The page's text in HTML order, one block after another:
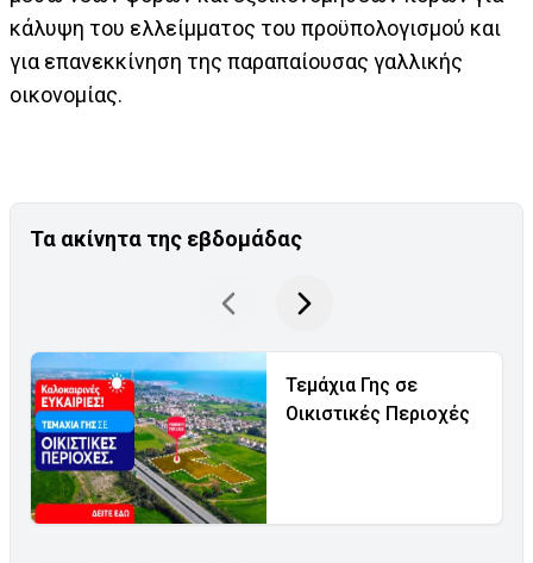
κάλυψη του ελλείμματος του προϋπολογισμού και
για επανεκκίνηση της παραπαίουσας γαλλικής
οικονομίας.
Τα ακίνητα της εβδομάδας
Τεμάχια Γης σε
Οικιστικές Περιοχές